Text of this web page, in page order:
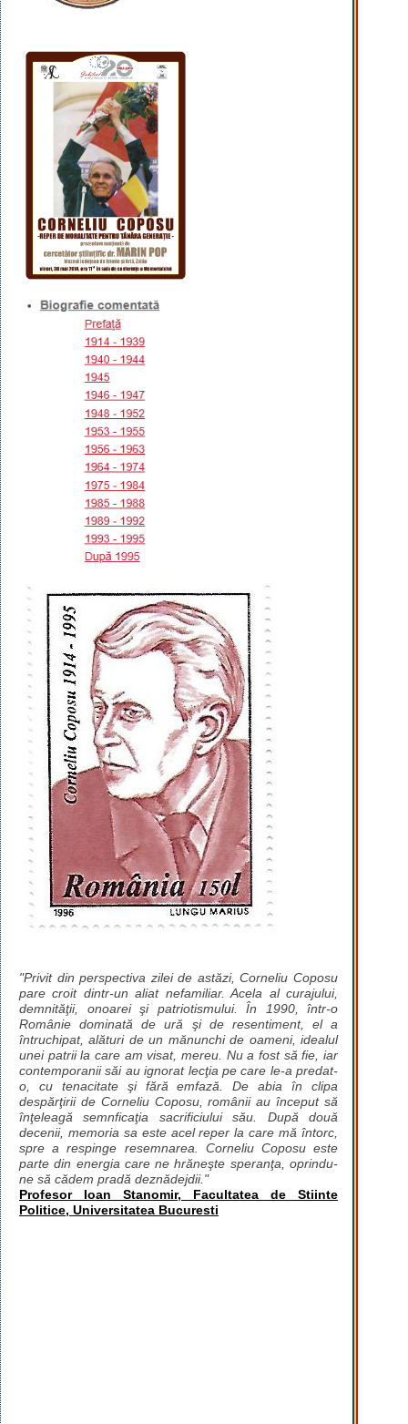
"Privit din perspectiva zilei de astăzi, Corneliu Coposu
pare croit dintr-un aliat nefamiliar. Acela al curajului,
demnităţii, onoarei şi patriotismului. În 1990, într-o
Românie dominată de ură şi de resentiment, el a
întruchipat, alături de un mănunchi de oameni, idealul
unei patrii la care am visat, mereu. Nu a fost să fie, iar
contemporanii săi au ignorat lecţia pe care le-a predat-
o, cu tenacitate şi fără emfază. De abia în clipa
despărţirii de Corneliu Coposu, românii au început să
înţeleagă semnficaţia sacrificiului său. După două
decenii, memoria sa este acel reper la care mă întorc,
spre a respinge resemnarea. Corneliu Coposu este
parte din energia care ne hrăneşte speranţa, oprindu-
ne să cădem pradă deznădejdii."
Profesor Ioan Stanomir, Facultatea de Stiinte
Politice, Universitatea Bucuresti